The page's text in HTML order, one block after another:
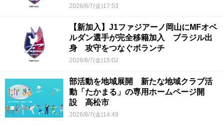
2026/8/7(金)17:53
【新加入】J1ファジアーノ岡山にMFオベ
ルダン選手が完全移籍加入 ブラジル出
身 攻守をつなぐボランチ
2026/8/7(金)15:02
部活動を地域展開 新たな地域クラブ活
動「たかまる」の専用ホームページ開
設 高松市
2026/8/7(金)14:49